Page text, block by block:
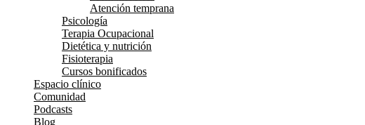
Atención temprana
Psicología
Terapia Ocupacional
Dietética y nutrición
Fisioterapia
Cursos bonificados
Espacio clínico
Comunidad
Podcasts
Blog